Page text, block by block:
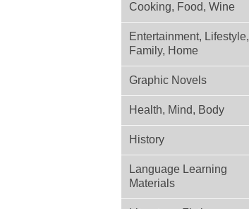
Cooking, Food, Wine
Entertainment, Lifestyle,
Family, Home
Graphic Novels
Health, Mind, Body
History
Language Learning
Materials